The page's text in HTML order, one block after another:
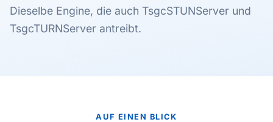
Dieselbe Engine, die auch TsgcSTUNServer und
TsgcTURNServer antreibt.
AUF EINEN BLICK